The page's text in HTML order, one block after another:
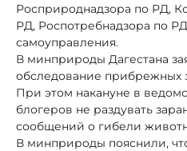
Росприроднадзора по РД,
РД, Роспотребнадзора по
самоуправления.
В минприроды Дагестана
обследование прибрежных
При этом накануне в
блогеров не раздувать
сообщений о гибели
В минприроды пояснили,